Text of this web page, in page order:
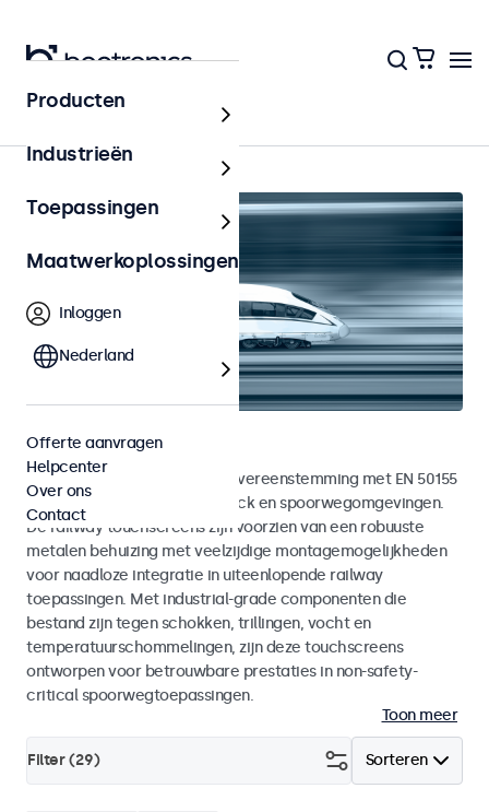
Home
Railway touchscreens
Touchscreens ontwikkeld in overeenstemming met EN 50155
en EN 45545-2 voor rolling stock en spoorwegomgevingen.
De railway touchscreens zijn voorzien van een robuuste
metalen behuizing met veelzijdige montagemogelijkheden
voor naadloze integratie in uiteenlopende railway
toepassingen. Met industrial-grade componenten die
bestand zijn tegen schokken, trillingen, vocht en
temperatuurschommelingen, zijn deze touchscreens
ontworpen voor betrouwbare prestaties in non-safety-
critical spoorwegtoepassingen.
Toon meer
Sorteren
Filter (29)
Producten
Industrieën
Toepassingen
Maatwerkoplossingen
Inloggen
Nederland
Offerte aanvragen
Helpcenter
Over ons
Contact